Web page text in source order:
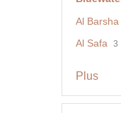
Al Barsha
Al Safa 3
Plus